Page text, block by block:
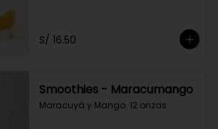
S/ 16.50
Smoothies - Maracumango
Maracuyá y Mango. 12 onzas